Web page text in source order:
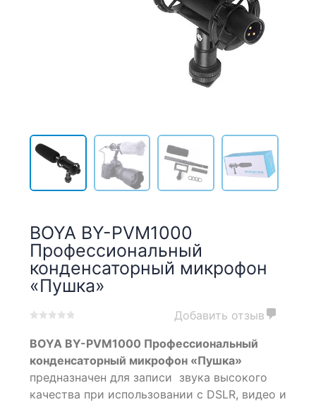
BOYA BY-PVM1000
Профессиональный
конденсаторный микрофон
«Пушка»
out
based
on
customer
Добавить отзыв
BOYA BY-PVM1000 Профессиональный
конденсаторный микрофон «Пушка»
предназначен для записи звука высокого
качества при использовании с DSLR, видео и